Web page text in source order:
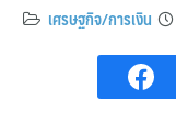
เศรษฐกิจ/การเงิน